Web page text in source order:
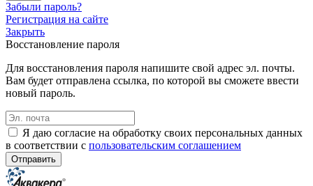
Забыли пароль?
Регистрация на сайте
Закрыть
Восстановление пароля
Для восстановления пароля напишите свой адрес эл. почты.
Вам будет отправлена ссылка, по которой вы сможете ввести
новый пароль.
Я даю согласие на обработку своих персональных данных
в соответствии с пользовательским соглашением